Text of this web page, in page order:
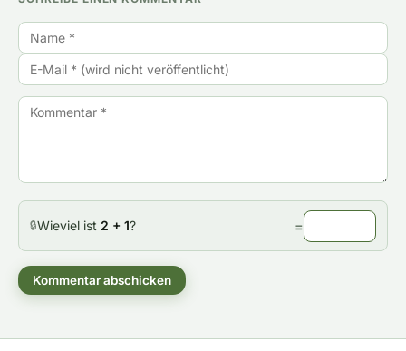
🔒Wieviel ist 2 + 1? =
Kommentar abschicken